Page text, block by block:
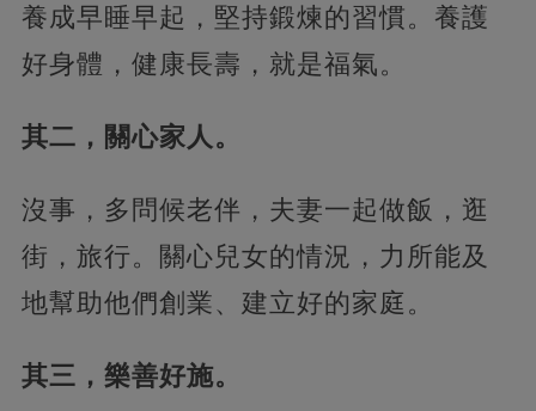
養成早睡早起，堅持鍛煉的習慣。養護
好身體，健康長壽，就是福氣。
其二，關心家人。
沒事，多問候老伴，夫妻一起做飯，逛
街，旅行。關心兒女的情況，力所能及
地幫助他們創業、建立好的家庭。
其三，樂善好施。